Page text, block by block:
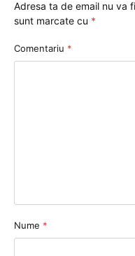
Adresa ta de email nu va
sunt marcate cu *
Comentariu *
Nume *